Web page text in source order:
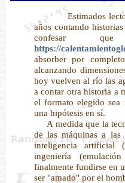
Estimados
años contando
confesar
https://
absorber por
alcanzando
hoy vuelven al río las
a contar otra historia a
el formato elegido
una hipótesis en sí.
A medida que la
de las máquinas a
inteligencia artificial
ingeniería
finalmente fundirse en
ser "amado" por el